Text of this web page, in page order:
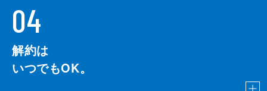
04
解約は
いつでもOK。